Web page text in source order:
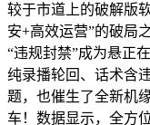
较于市道上的破解版
安+高效运营”的破局
“违规封禁”成为悬正
纯录播轮回、话术含
题，也催生了全新机
车！数据显示，全方